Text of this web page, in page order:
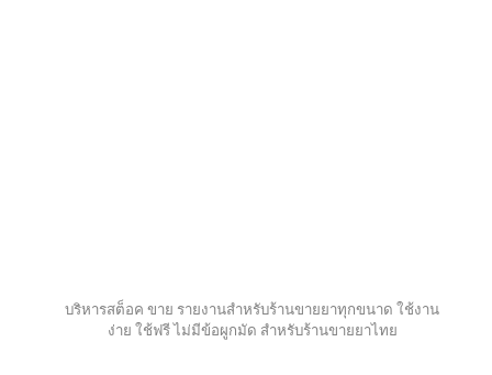
บริหารสต็อค ขาย รายงานสำหรับร้านขายยาทุกขนาด ใช้งาน
ง่าย ใช้ฟรี ไม่มีข้อผูกมัด สำหรับร้านขายยาไทย